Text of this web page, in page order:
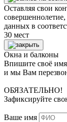
Оставляя свои
совершеннолетие,
данных в
30 мест
Окна и балконы
Впишите своё
и мы Вам
ОБЯЗАТЕЛЬНО!
Зафиксируйте
Ваше имя